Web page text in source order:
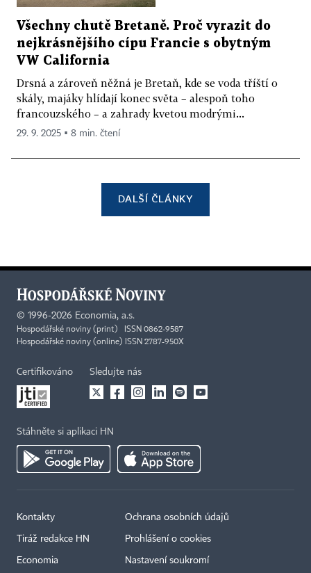
Všechny chutě Bretaně. Proč vyrazit do
nejkrásnějšího cípu Francie s obytným
VW California
Drsná a zároveň něžná je Bretaň, kde se voda tříští o
skály, majáky hlídají konec světa – alespoň toho
francouzského – a zahrady kvetou modrými...
29. 9. 2025 ▪ 8 min. čtení
DALŠÍ ČLÁNKY
© 1996-2026 Economia, a.s.
Hospodářské noviny (print) ISSN 0862-9587
Hospodářské noviny (online) ISSN 2787-950X
Certifikováno Sledujte nás
Stáhněte si aplikaci HN
Kontakty
Tiráž redakce HN
Economia
Ochrana osobních údajů
Prohlášení o cookies
Nastavení soukromí